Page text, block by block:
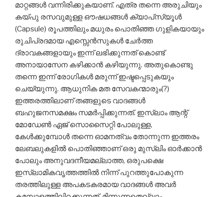
മാറ്റങ്ങള്‍ വന്നിരിക്കുകയാണ്. എത്ര തന്നെ അരുചിയും
കയ്പു രസവുമുള്ള ഔഷധങ്ങള്‍ ക്യാപ്‌സ്യൂള്‍
(Capsule) രൂപത്തിലും മധുരം പൊതിഞ്ഞ ഗുളികയായും
രുചിപ്രദമായ എസ്സെന്‍സുകള്‍ ചേര്‍ത്ത
ദ്രാവകങ്ങളായും ഇന്ന് ലഭിക്കുന്നത് കൊണ്ട്
അനായാസേന കഴിക്കാന്‍ കഴിയുന്നു. അതുകൊണ്ടു
തന്നെ ഇന്ന് രോഗികള്‍ മരുന്ന് ഇഷ്ടപ്പെടുകയും
ചെയ്യുന്നു. ആധുനിക മത സേവകന്മാരും(?)
ഇത്തരത്തിലാണ് തങ്ങളുടെ വാദങ്ങള്‍
ബഹുജനസമക്ഷം സമര്‍പ്പിക്കുന്നത്. ഇസ്‌ലാം ആന്റ്
മോഡേണ്‍ ഏജ് സൊസൈറ്റി പോലുള്ള,
കേള്‍ക്കുമ്പോള്‍ തന്നെ ഓമനത്വം തോന്നുന്ന ഇത്തരം
ലേബലുകളില്‍ പൊതിഞ്ഞാണ് ഒരു മുസ്‌ലിം ഓര്‍ക്കാന്‍
പോലും അനുവദനീയമല്ലാത്ത, ഒരുപക്ഷെ
ഇസ്‌ലാമികവൃത്തത്തില്‍ നിന്ന് പുറത്തുപോകുന്ന
തരത്തിലുള്ള അപകടകരമായ വാദങ്ങള്‍ അവര്‍